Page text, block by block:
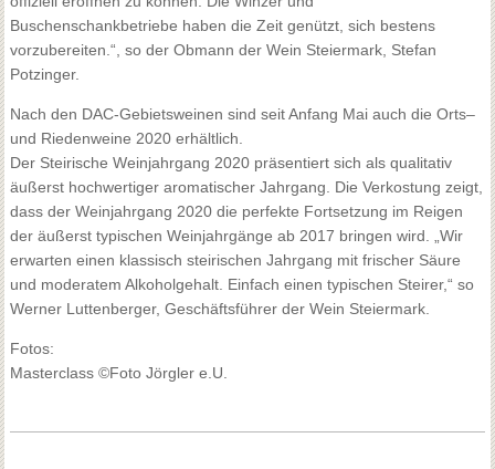
Buschenschankbetriebe haben die Zeit genützt, sich bestens
vorzubereiten.“, so der Obmann der Wein Steiermark, Stefan
Potzinger.
Nach den DAC-Gebietsweinen sind seit Anfang Mai auch die Orts–
und Riedenweine 2020 erhältlich.
Der Steirische Weinjahrgang 2020 präsentiert sich als qualitativ
äußerst hochwertiger aromatischer Jahrgang. Die Verkostung zeigt,
dass der Weinjahrgang 2020 die perfekte Fortsetzung im Reigen
der äußerst typischen Weinjahrgänge ab 2017 bringen wird. „Wir
erwarten einen klassisch steirischen Jahrgang mit frischer Säure
und moderatem Alkoholgehalt. Einfach einen typischen Steirer,“ so
Werner Luttenberger, Geschäftsführer der Wein Steiermark.
Fotos:
Masterclass ©Foto Jörgler e.U.